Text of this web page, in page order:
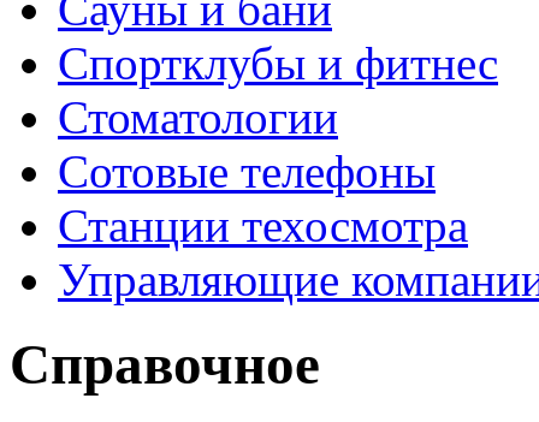
Спортклубы и фитнес
Стоматологии
Сотовые телефоны
Станции техосмотра
Управляющие
Справочное